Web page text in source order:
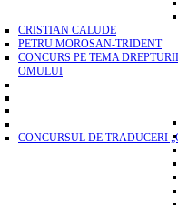
CRISTIAN CALUDE
PETRU MOROSAN-TRIDENT
CONCURS PE TEMA
OMULUI
CONCURSUL DE TRADUCERI